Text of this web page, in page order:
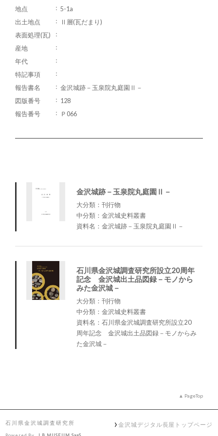
地点
5-1a
出土地点
Ⅱ層(瓦だまり)
表面処理(瓦)
産地
年代
特記事項
報告書名
金沢城跡－玉泉院丸庭園Ⅱ－
図版番号
128
報告番号
Ｐ066
金沢城跡－玉泉院丸庭園Ⅱ－
大分類：刊行物
中分類：金沢城史料叢書
資料名：金沢城跡－玉泉院丸庭園Ⅱ－
石川県金沢城調査研究所設立20周年
記念 金沢城出土品図録－モノから
みた金沢城－
大分類：刊行物
中分類：金沢城史料叢書
資料名：石川県金沢城調査研究所設立20
周年記念 金沢城出土品図録－モノからみ
た金沢城－
PageTop
金沢城デジタル長屋トップページ
石川県金沢城調査研究所